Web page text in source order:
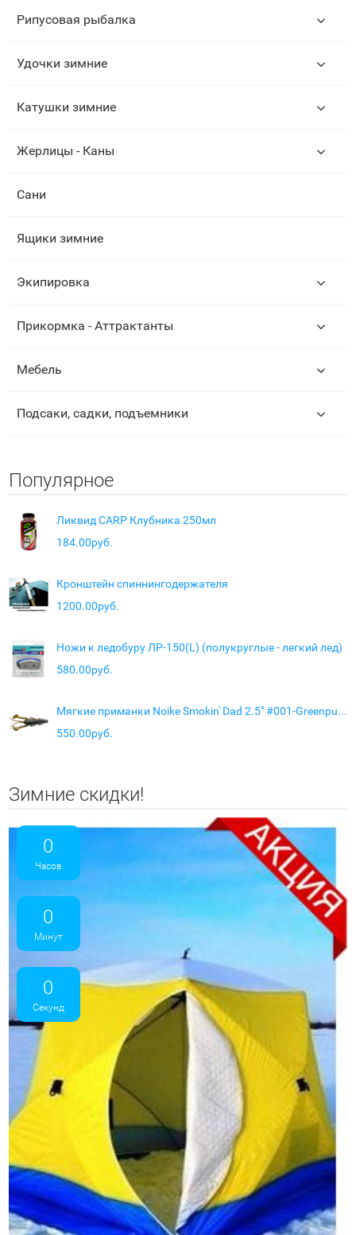
Рипусовая рыбалка
Удочки зимние
Катушки зимние
Жерлицы - Каны
Сани
Ящики зимние
Экипировка
Прикормка - Аттрактанты
Мебель
Подсаки, садки, подъемники
Популярное
Ликвид CARP Клубника 250мл
184.00руб.
Кронштейн спиннингодержателя
1200.00руб.
Ножи к ледобуру ЛР-150(L) (полукруглые - легкий лед)
580.00руб.
Мягкие приманки Noike Smokin' Dad 2.5" #001-Greenpumpkin (7 шт.)
550.00руб.
Зимние скидки!
0
Часов
0
Минут
0
Секунд